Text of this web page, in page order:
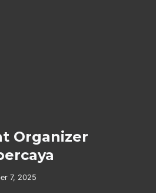
Organizer
7, 2025